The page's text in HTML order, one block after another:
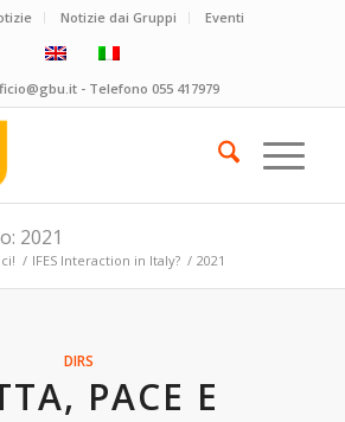
Notizie dai Gruppi Eventi
- Telefono055 417979
2021
/ IFES Interaction in Italy? / 2021
DIRS
PACE E